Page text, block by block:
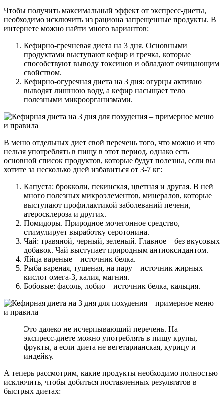
Чтобы получить максимальный эффект от экспресс-диеты,
необходимо исключить из рациона запрещенные продукты. В
интернете можно найти много вариантов:
Кефирно-гречневая диета на 3 дня. Основными
продуктами выступают кефир и гречка, которые
способствуют выводу токсинов и обладают очищающим
свойством.
Кефирно-огуречная диета на 3 дня: огурцы активно
выводят лишнюю воду, а кефир насыщает тело
полезными микроорганизмами.
В меню отдельных диет свой перечень того, что можно и что
нельзя употреблять в пищу в этот период, однако есть
основной список продуктов, которые будут полезны, если вы
хотите за несколько дней избавиться от 3-7 кг:
Капуста: брокколи, пекинская, цветная и другая. В ней
много полезных микроэлементов, минералов, которые
выступают профилактикой заболеваний печени,
атеросклероза и других.
Помидоры. Природное мочегонное средство,
стимулирует выработку серотонина.
Чай: травяной, черный, зеленый. Главное – без вкусовых
добавок. Чай выступает природным антиоксидантом.
Яйца вареные – источник белка.
Рыба вареная, тушеная, на пару – источник жирных
кислот омега-3, калия, магния.
Бобовые: фасоль, лобио – источник белка, кальция.
Это далеко не исчерпывающий перечень. На
экспресс-диете можно употреблять в пищу крупы,
фрукты, а если диета не вегетарианская, курицу и
индейку.
А теперь рассмотрим, какие продукты необходимо полностью
исключить, чтобы добиться поставленных результатов в
быстрых диетах: